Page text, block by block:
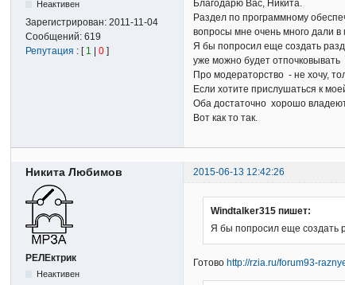
Неактивен
Зарегистрирован:2011-11-04
Сообщений:619
Репутация : [ 1 |0 ]
Благодарю Вас, Никита.
Раздел по программному
вопросы мне очень много дали
Я бы попросил еще создать
уже можно будет
Про модераторство - не хочу,
Если хотите прислушаться к
Оба достаточно хорошо
Вот как то так.
Никита Любимов 2015-06-13 12:42:26
РЕЛЕктрик
Неактивен
Windtalker315 пишет:
Я бы попросил еще создать
Готовоhttp://rzia.ru/forum93-